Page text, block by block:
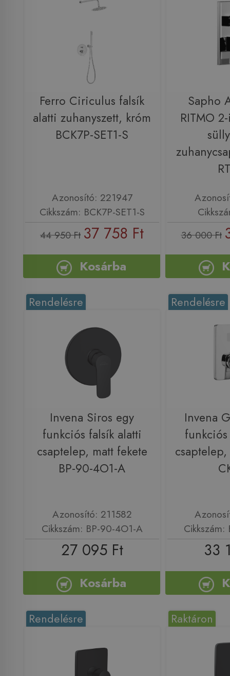
Ferro Ciriculus falsík
alatti zuhanyszett, króm
BCK7P-SET1-S
Azonosító: 221947
Cikkszám: BCK7P-SET1-S
44 950 Ft 37 758 Ft
Kosárba
Sapho
RITMO
36 000 Ft
Rendelésre
Invena Siros egy
funkciós falsík alatti
csaptelep, matt fekete
BP-90-4O1-A
Azonosító: 211582
Cikkszám: BP-90-4O1-A
27 095 Ft
Kosárba
Rendelésre
Invena
33
Rendelésre Raktáron